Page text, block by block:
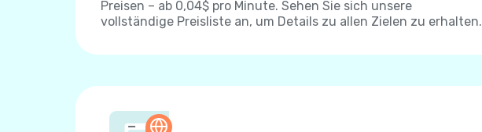
Preisen – ab 0,04$ pro Minute. Sehen Sie sich unsere
vollständige Preisliste an, um Details zu allen Zielen zu erhalten.